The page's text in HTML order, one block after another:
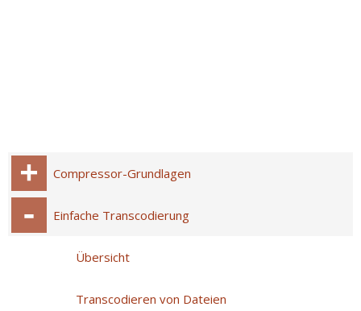
Compressor-Grundlagen
Einfache Transcodierung
Übersicht
Transcodieren von Dateien